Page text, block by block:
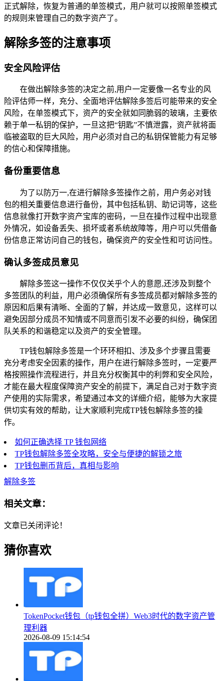
正式解除，恢复为普通的单签模式，用户就可以按照单签模式
的规则来管理自己的数字资产了。
解除多签的注意事项
安全风险评估
在做出解除多签的决定之前,用户一定要像一名专业的风
险评估师一样，充分、全面地评估解除多签后可能带来的安全
风险，在单签模式下，资产的安全就如同脆弱的玻璃，主要依
赖于单一私钥的保护，一旦这把“钥匙”不慎泄露，资产就将面
临被盗取的巨大风险，用户必须对自己的私钥保管能力有足够
的信心和保障措施。
备份重要信息
为了以防万一,在进行解除多签操作之前，用户务必对钱
包的相关重要信息进行备份，其中包括私钥、助记词等，这些
信息就像打开数字资产宝库的密码，一旦在操作过程中出现意
外情况，如设备丢失、损坏或者系统故障等，用户可以凭借备
份信息正常访问自己的钱包，确保资产的安全性和可访问性。
确认多签成员意见
解除多签这一操作不仅仅关乎个人的意愿,还涉及到整个
多签团队的利益，用户必须确保所有多签成员都对解除多签的
原因和后果有清晰、全面的了解，并达成一致意见，这样可以
避免因部分成员不知情或不同意而引发不必要的纠纷，确保团
队关系的和谐稳定以及资产的安全管理。
TP钱包解除多签是一个环环相扣、涉及多个步骤且需要
充分考虑安全因素的操作，用户在进行解除多签时，一定要严
格按照操作流程进行，并且充分权衡其中的利弊和安全风险，
才能在最大程度保障资产安全的前提下，满足自己对于数字资
产使用的实际需求，希望通过本文的详细介绍，能够为大家提
供切实有效的帮助，让大家顺利完成TP钱包解除多签的操
作。
如何正确选择 TP 钱包网络
TP钱包解除多签全攻略，安全与便捷的解锁之旅
TP钱包删币背后，真相与影响
解除多签
相关文章：
文章已关闭评论！
猜你喜欢
TokenPocket钱包（tp钱包全拼）Web3时代的数字资产管
理利器
2026-08-09 15:14:54